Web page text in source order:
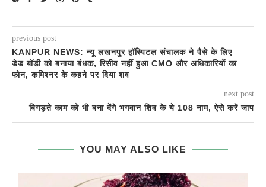
previous post
KANPUR NEWS: न्यू लखनपुर हॉस्पिटल संचालक ने पैसे के लिए
डेड बॉडी को बनाया बंधक, रिसीव नहीं हुआ CMO और अधिकारियों का
फोन, कमिश्नर के कहने पर दिया शव
next post
बिगड़ते काम को भी बना देंगे भगवान शिव के ये 108 नाम, ऐसे करें जाप
YOU MAY ALSO LIKE